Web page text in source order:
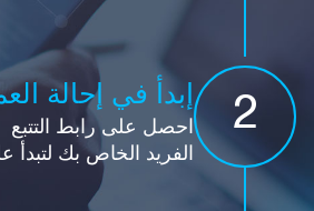
2 إبدأ في إحالة
احصل على رابط التتبع
الفريد الخاص بك لتبدأ